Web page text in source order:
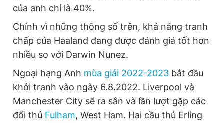
của anh chỉ là 40%.
Chính vì những thông số trên, khả năng tranh
chấp của Haaland đang được đánh giá tốt hơn
nhiều so với Darwin Nunez.
Ngoại hạng Anh mùa giải 2022-2023 bắt đầu
khởi tranh vào ngày 6.8.2022. Liverpool và
Manchester City sẽ ra sân và lần lượt gặp các
đối thủ Fulham, West Ham. Hai cầu thủ Erling